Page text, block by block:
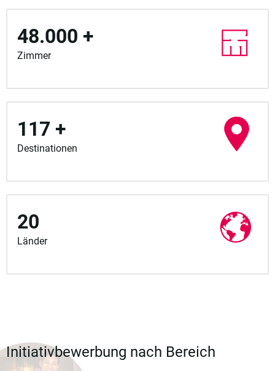
48.000 +
Zimmer
117 +
Destinationen
20
Länder
Initiativbewerbung nach Bereich